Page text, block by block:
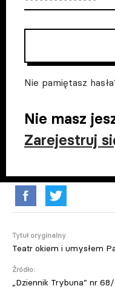
Nie pamiętasz
Nie masz
Zarejestruj
Tytuł oryginalny
Teatr okiem i umysłem
Źródło:
„Dziennik Trybuna” nr